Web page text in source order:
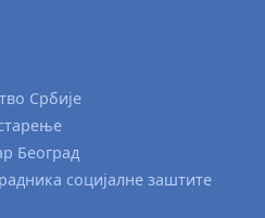
Србије
Београд
социјалне заштите